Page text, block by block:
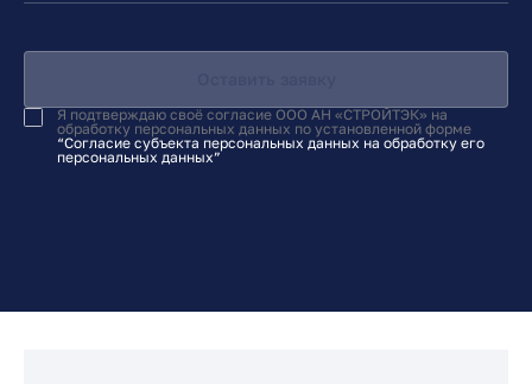
Я подтверждаю своё согласие ООО АН «СТРОЙТЭК» на
обработку персональных данных по установленной форме
“Согласие субъекта персональных данных на обработку его
персональных данных”